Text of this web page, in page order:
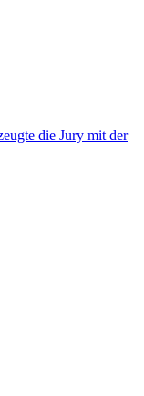
die Jury mit der